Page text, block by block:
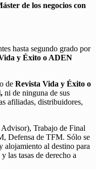
de los negocios con
hasta segundo grado por
y Éxito o ADEN
de Revista Vida y Éxito o
ni de ninguna de sus
afiliadas, distribuidores,
Trabajo de Final
Defensa de TFM. Sólo se
alojamiento al destino para
las tasas de derecho a